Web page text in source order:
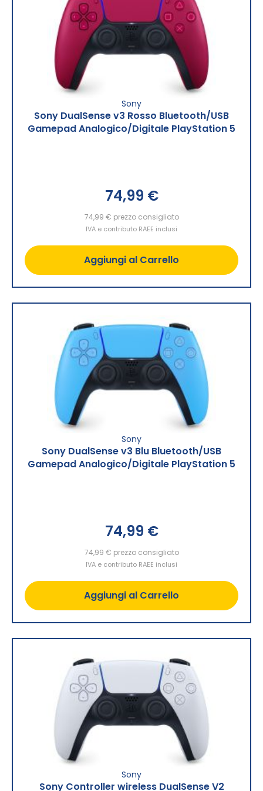
Sony
Sony DualSense v3 Rosso Bluetooth/USB
Gamepad Analogico/Digitale PlayStation 5
74,99 €
74,99 € prezzo consigliato
IVA e contributo RAEE inclusi
Aggiungi al Carrello
Sony
Sony DualSense v3 Blu Bluetooth/USB
Gamepad Analogico/Digitale PlayStation 5
74,99 €
74,99 € prezzo consigliato
IVA e contributo RAEE inclusi
Aggiungi al Carrello
Sony
Sony Controller wireless DualSense V2